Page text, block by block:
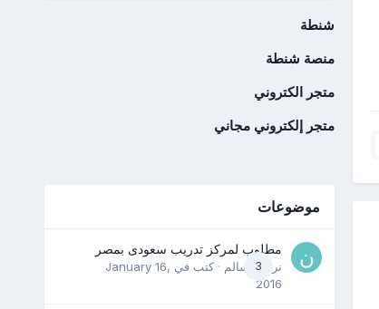
شنطة
منصة شنطة
متجر الكتروني
متجر إلكتروني مجاني
موضوعات
3
مطلوب لمركز تدريب سعودى بمصر
نرمين سالم · كتب في January 16,
2016